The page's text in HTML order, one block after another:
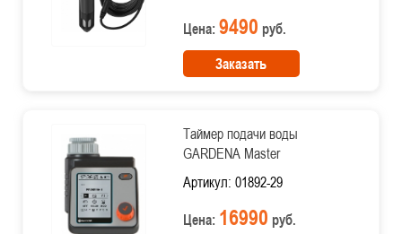
Цена: 9490 руб.
Заказать
Таймер подачи воды
GARDENA Master
Артикул: 01892-29
Цена: 16990 руб.